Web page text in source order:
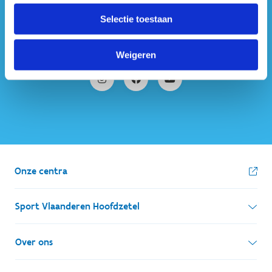
Selectie toestaan
Weigeren
#sportersbelevenmeer
ook op sociale media
Onze centra
Sport Vlaanderen Hoofdzetel
Simon Bolivarlaan 17
1000 Brussel
Over ons